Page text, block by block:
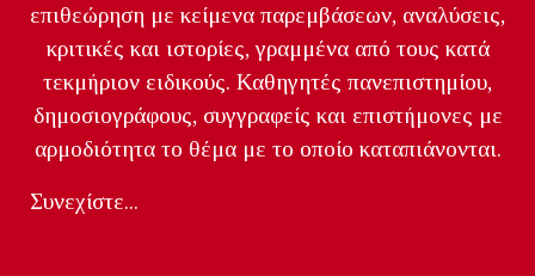
επιθεώρηση με κείμενα παρεμβάσεων, αναλύσεις,
κριτικές και ιστορίες, γραμμένα από τους κατά
τεκμήριον ειδικούς. Καθηγητές πανεπιστημίου,
δημοσιογράφους, συγγραφείς και επιστήμονες με
αρμοδιότητα το θέμα με το οποίο καταπιάνονται.
Συνεχίστε...